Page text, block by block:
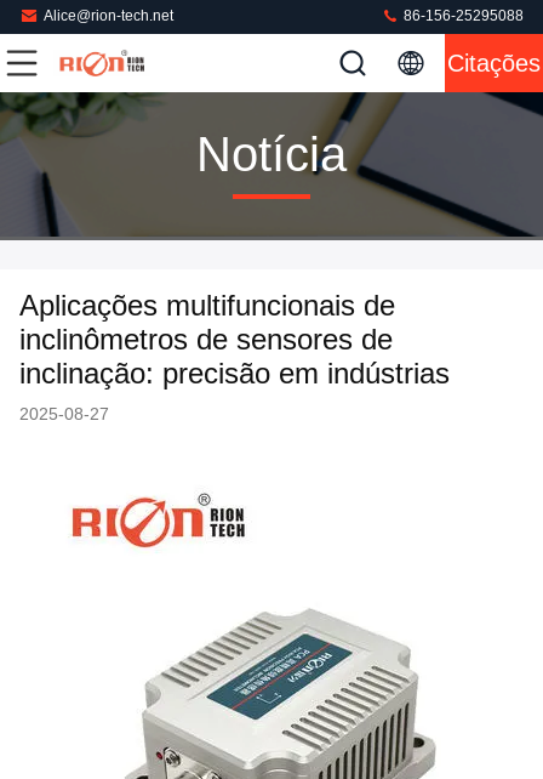
Alice@rion-tech.net 86-156-25295088
Citações
Notícia
Aplicações multifuncionais de
inclinômetros de sensores de
inclinação: precisão em indústrias
2025-08-27